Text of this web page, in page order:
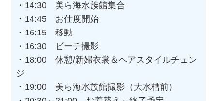
・14:30 美ら海水族館集合
・14:45 お仕度開始
・16:15 移動
・16:30 ビーチ撮影
・18:00 休憩/新婦衣裳＆ヘアスタイルチェン
ジ
・19:00 美ら海水族館撮影（大水槽前）